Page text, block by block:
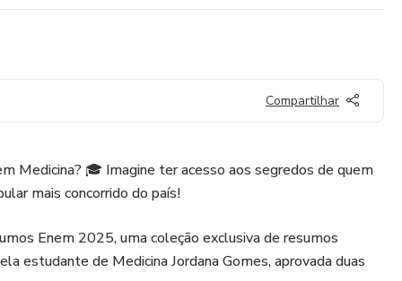
Compartilhar
Medicina? 🎓 Imagine ter acesso aos segredos de quem
mais concorrido do país!
Enem 2025, uma coleção exclusiva de resumos
estudante de Medicina Jordana Gomes, aprovada duas